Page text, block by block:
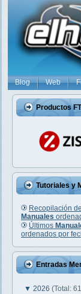
Blog Web
Productos
Tutoriales y
Recopilación de
Manuales
Últimos
ordenados por
Entradas
▼ 2026 (Total: